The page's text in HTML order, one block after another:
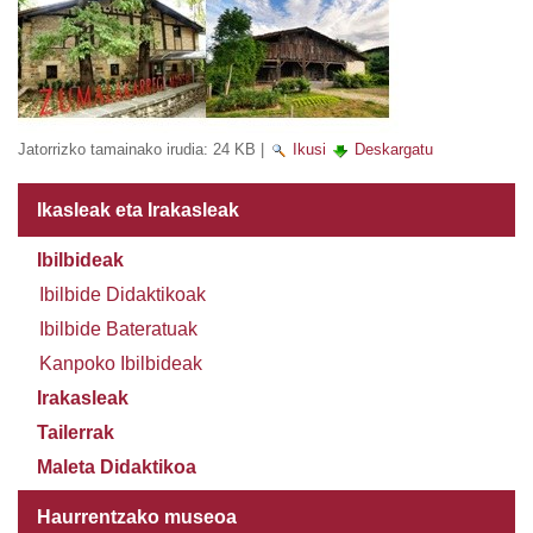
Jatorrizko tamainako irudia: 24 KB Ikusi Deskargatu
Ikasleak eta Irakasleak
Ibilbideak
Ibilbide Didaktikoak
Ibilbide Bateratuak
Kanpoko Ibilbideak
Irakasleak
Tailerrak
Maleta Didaktikoa
Haurrentzako museoa